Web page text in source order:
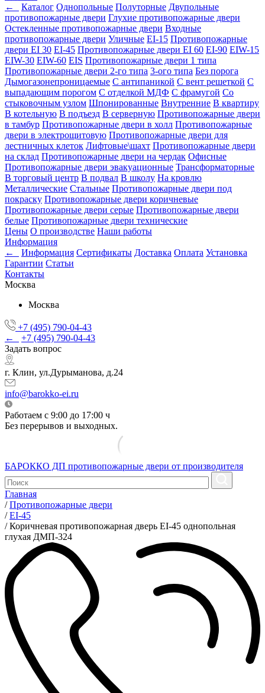
←
Каталог Однопольные Полуторные Двупольные
противопожарные двери Глухие противопожарные двери
Остекленные противопожарные двери Входные
противопожарные двери Уличные EI-15 Противопожарные
двери EI 30 EI-45 Противопожарные двери EI 60 EI-90 EIW-15
EIW-30 EIW-60 EIS Противопожарные двери 1 типа
Противопожарные двери 2-го типа 3-ого типа Без порога
Дымогазонепроницаемые С антипаникой С вент решеткой С
выпадающим порогом С отделкой МДФ С фрамугой Со
стыковочным узлом Шпонированные Внутренние В квартиру
В котельную В подъезд В серверную Противопожарные двери
в тамбур Противопожарные двери в холл Противопожарные
двери в электрощитовую Противопожарные двери для
лестничных клеток Лифтовые\шахт Противопожарные двери
на склад Противопожарные двери на чердак Офисные
Противопожарные двери эвакуационные Трансформаторные
В торговый центр В подвал В школу На кровлю
Металлические Стальные Противопожарные двери под
покраску Противопожарные двери коричневые
Противопожарные двери серые Противопожарные двери
белые Противопожарные двери технические
Цены О производстве Наши работы
Информация
←
Информация Сертификаты Доставка Оплата Установка
Гарантии Статьи
Контакты
Москва
Москва
+7 (495) 790-04-43
←
+7 (495) 790-04-43
Задать вопрос
г. Клин, ул.Дурыманова, д.24
info@barokko-ei.ru
Работаем с 9:00 до 17:00 ч
Без перерывов и выходных.
БАРОККО ДП противопожарные двери от производителя
Главная
/ Противопожарные двери
/ EI-45
/ Коричневая противопожарная дверь EI-45 однопольная
глухая ДМП-324